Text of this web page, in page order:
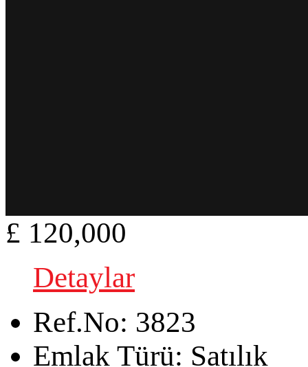
£ 120,000
Detaylar
Ref.No: 3823
Emlak Türü: Satılık